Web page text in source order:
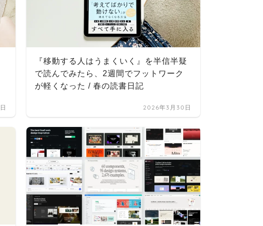
『移動する人はうまくいく』を半信半疑
で読んでみたら、2週間でフットワーク
が軽くなった / 春の読書日記
2026年3月30日